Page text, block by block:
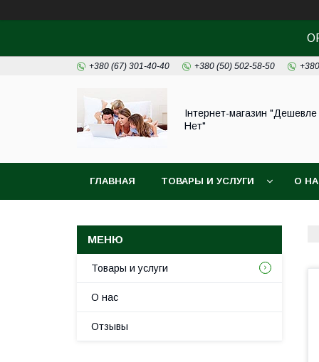
+380 (67) 301-40-40 +380 (50) 502-58-50
Інтернет-магазин "Дешевле
Нет"
ГЛАВНАЯ ТОВАРЫ И УСЛУГИ О
Товары и услуги
О нас
Отзывы